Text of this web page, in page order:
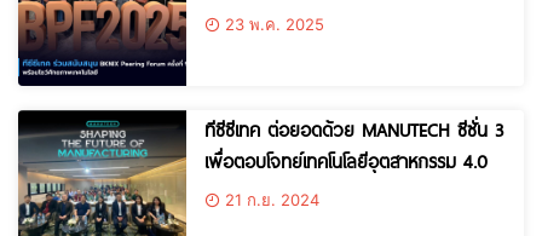
เทคโนโลยี
23 พ.ค. 2025
ทีซีซีเทค ต่อยอดด้วย MANUTECH ซีซั่น 3
เพื่อตอบโจทย์เทคโนโลยีอุตสาหกรรม 4.0
21 ก.ย. 2024